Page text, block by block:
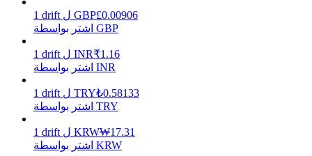
احصل على مكافآت تنافسية يوميًا
1 drift ل GBP£0.00906
اشتر بواسطة GBP
1 drift ل INR₹1.16
اشتر بواسطة INR
1 drift ل TRY₺0.58133
اشتر بواسطة TRY
1 drift ل KRW₩17.31
اشتر بواسطة KRW